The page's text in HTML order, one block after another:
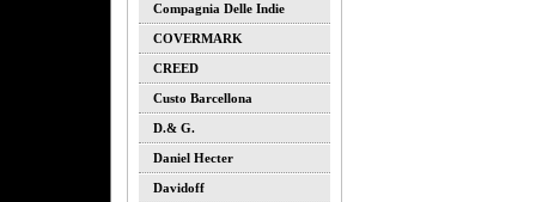
Compagnia Delle Indie
COVERMARK
CREED
Custo Barcellona
D.& G.
Daniel Hecter
Davidoff